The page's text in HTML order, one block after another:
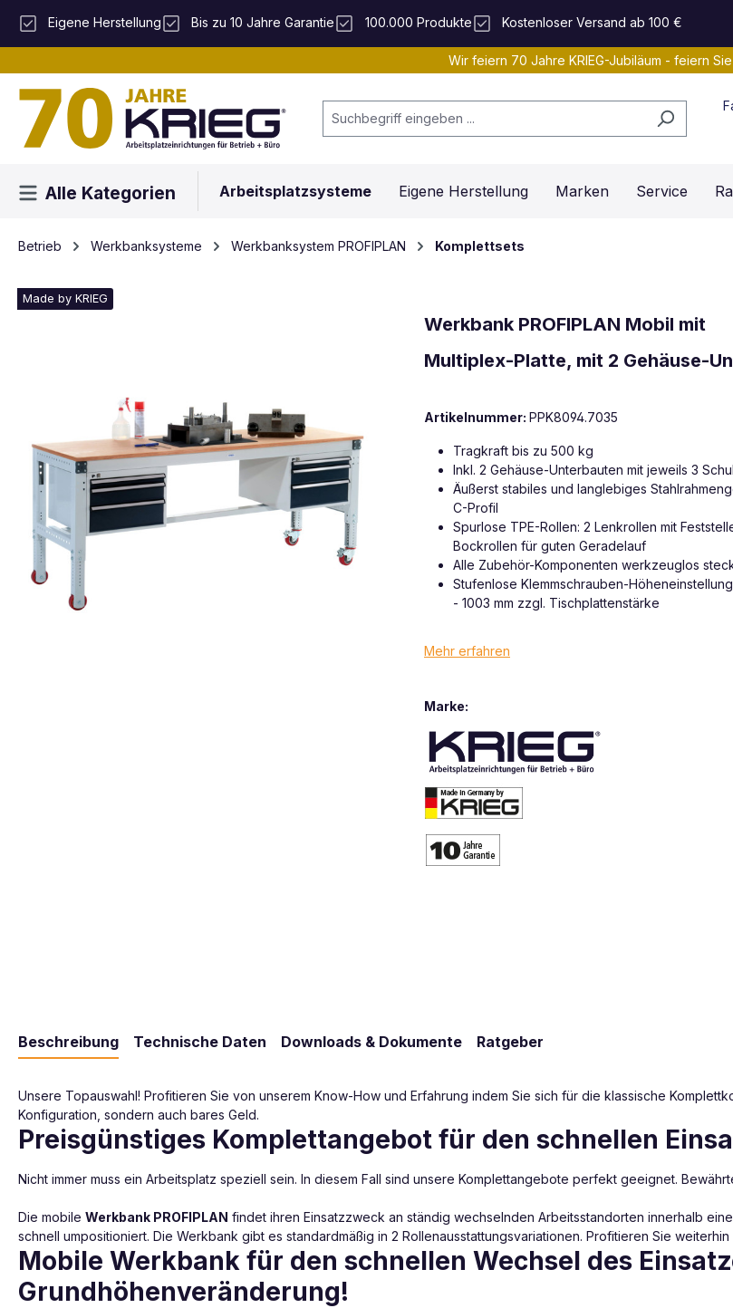
Hauptinhalt springen
Zur Suche springen
Zur Hauptnavigation springen
Eigene Herstellung Bis zu 10 Jahre Garantie 100.000 Produkte Kostenloser Versand ab 100 €
Wir feiern 70 Jahre KRIEG-Jubiläum - feiern
Alle Kategorien Arbeitsplatzsysteme Eigene Herstellung Marken Service
Betrieb Werkbanksysteme Werkbanksystem PROFIPLAN Komplettsets
Made by KRIEG
Werkbank PROFIPLAN Mobil mit
Multiplex-Platte, mit 2 Gehäuse-
Artikelnummer: PPK8094.7035
Tragkraft bis zu 500 kg
Inkl. 2 Gehäuse-Unterbauten mit jeweils 3
Äußerst stabiles und langlebiges
C-Profil
Spurlose TPE-Rollen: 2 Lenkrollen mit
Bockrollen für guten Geradelauf
Alle Zubehör-Komponenten werkzeuglos
Stufenlose Klemmschrauben-
- 1003 mm zzgl. Tischplattenstärke
Mehr erfahren
Marke:
Beschreibung Technische Daten Downloads & Dokumente Ratgeber
Unsere Topauswahl! Profitieren Sie von unserem Know-How und Erfahrung indem Sie sich für die klassische
Konfiguration, sondern auch bares Geld.
Preisgünstiges Komplettangebot für den schnellen
Nicht immer muss ein Arbeitsplatz speziell sein. In diesem Fall sind unsere Komplettangebote perfekt geeignet.
Die mobile Werkbank PROFIPLAN findet ihren Einsatzzweck an ständig wechselnden Arbeitsstandorten innerhalb
schnell umpositioniert. Die Werkbank gibt es standardmäßig in 2 Rollenausstattungsvariationen. Profitieren Sie
Mobile Werkbank für den schnellen Wechsel des
Grundhöhenveränderung!